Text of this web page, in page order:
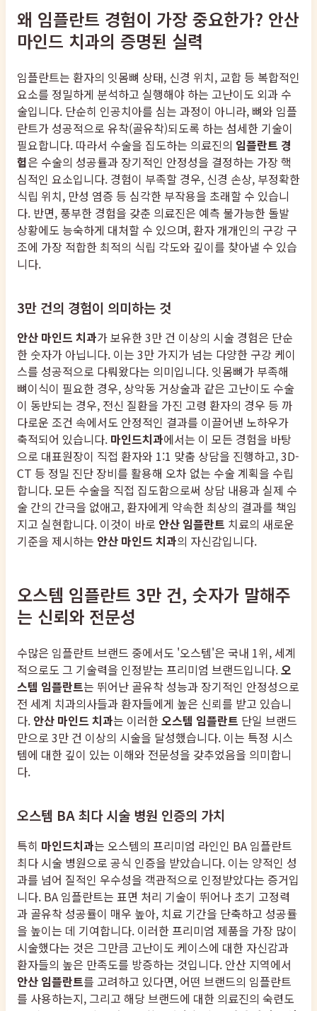
왜 임플란트 경험이 가장 중요한가? 안산
마인드 치과의 증명된 실력
임플란트는 환자의 잇몸뼈 상태, 신경 위치, 교합 등 복합적인
요소를 정밀하게 분석하고 실행해야 하는 고난이도 외과 수
술입니다. 단순히 인공치아를 심는 과정이 아니라, 뼈와 임플
란트가 성공적으로 유착(골유착)되도록 하는 섬세한 기술이
필요합니다. 따라서 수술을 집도하는 의료진의 임플란트 경
험은 수술의 성공률과 장기적인 안정성을 결정하는 가장 핵
심적인 요소입니다. 경험이 부족할 경우, 신경 손상, 부정확한
식립 위치, 만성 염증 등 심각한 부작용을 초래할 수 있습니
다. 반면, 풍부한 경험을 갖춘 의료진은 예측 불가능한 돌발
상황에도 능숙하게 대처할 수 있으며, 환자 개개인의 구강 구
조에 가장 적합한 최적의 식립 각도와 깊이를 찾아낼 수 있습
니다.
3만 건의 경험이 의미하는 것
안산 마인드 치과가 보유한 3만 건 이상의 시술 경험은 단순
한 숫자가 아닙니다. 이는 3만 가지가 넘는 다양한 구강 케이
스를 성공적으로 다뤄왔다는 의미입니다. 잇몸뼈가 부족해
뼈이식이 필요한 경우, 상악동 거상술과 같은 고난이도 수술
이 동반되는 경우, 전신 질환을 가진 고령 환자의 경우 등 까
다로운 조건 속에서도 안정적인 결과를 이끌어낸 노하우가
축적되어 있습니다. 마인드치과에서는 이 모든 경험을 바탕
으로 대표원장이 직접 환자와 1:1 맞춤 상담을 진행하고, 3D-
CT 등 정밀 진단 장비를 활용해 오차 없는 수술 계획을 수립
합니다. 모든 수술을 직접 집도함으로써 상담 내용과 실제 수
술 간의 간극을 없애고, 환자에게 약속한 최상의 결과를 책임
지고 실현합니다. 이것이 바로 안산 임플란트 치료의 새로운
기준을 제시하는 안산 마인드 치과의 자신감입니다.
오스템 임플란트 3만 건, 숫자가 말해주
는 신뢰와 전문성
수많은 임플란트 브랜드 중에서도 '오스템'은 국내 1위, 세계
적으로도 그 기술력을 인정받는 프리미엄 브랜드입니다.오
스템 임플란트는 뛰어난 골유착 성능과 장기적인 안정성으로
전 세계 치과의사들과 환자들에게 높은 신뢰를 받고 있습니
다. 안산 마인드 치과는 이러한오스템 임플란트 단일 브랜드
만으로 3만 건 이상의 시술을 달성했습니다. 이는 특정 시스
템에 대한 깊이 있는 이해와 전문성을 갖추었음을 의미합니
다.
오스템 BA 최다 시술 병원 인증의 가치
특히 마인드치과는 오스템의 프리미엄 라인인 BA 임플란트
최다 시술 병원으로 공식 인증을 받았습니다. 이는 양적인 성
과를 넘어 질적인 우수성을 객관적으로 인정받았다는 증거입
니다. BA 임플란트는 표면 처리 기술이 뛰어나 초기 고정력
과 골유착 성공률이 매우 높아, 치료 기간을 단축하고 성공률
을 높이는 데 기여합니다. 이러한 프리미엄 제품을 가장 많이
시술했다는 것은 그만큼 고난이도 케이스에 대한 자신감과
환자들의 높은 만족도를 방증하는 것입니다. 안산 지역에서
안산 임플란트를 고려하고 있다면, 어떤 브랜드의 임플란트
를 사용하는지, 그리고 해당 브랜드에 대한 의료진의 숙련도